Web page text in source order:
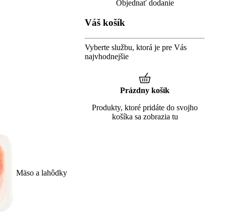
Mäso a lahôdky
Objednať dodanie
Váš košík
Vyberte službu, ktorá je pre Vás
najvhodnejšie
Prázdny košík
Produkty, ktoré pridáte do svojho
košíka sa zobrazia tu